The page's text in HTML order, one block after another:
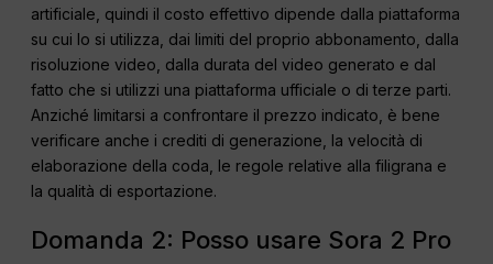
artificiale, quindi il costo effettivo dipende dalla piattaforma
su cui lo si utilizza, dai limiti del proprio abbonamento, dalla
risoluzione video, dalla durata del video generato e dal
fatto che si utilizzi una piattaforma ufficiale o di terze parti.
Anziché limitarsi a confrontare il prezzo indicato, è bene
verificare anche i crediti di generazione, la velocità di
elaborazione della coda, le regole relative alla filigrana e
la qualità di esportazione.
Domanda 2: Posso usare Sora 2 Pro